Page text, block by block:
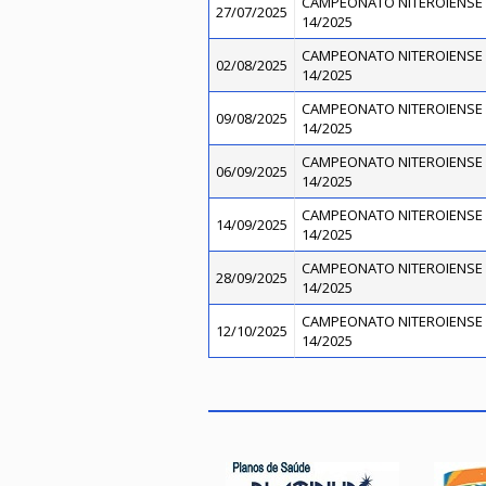
27/07/2025
14/2025
02/08/2025
CAMPEONATO
14/2025
09/08/2025
CAMPEONATO
14/2025
06/09/2025
CAMPEONATO
14/2025
14/09/2025
CAMPEONATO
14/2025
28/09/2025
CAMPEONATO
14/2025
12/10/2025
CAMPEONATO
14/2025